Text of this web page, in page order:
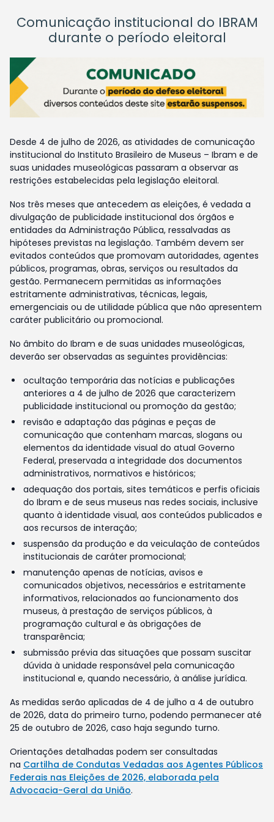
Comunicação institucional do IBRAM
durante o período eleitoral
Desde 4 de julho de 2026, as atividades de comunicação
institucional do Instituto Brasileiro de Museus – Ibram e de
suas unidades museológicas passaram a observar as
restrições estabelecidas pela legislação eleitoral.
Nos três meses que antecedem as eleições, é vedada a
divulgação de publicidade institucional dos órgãos e
entidades da Administração Pública, ressalvadas as
hipóteses previstas na legislação. Também devem ser
evitados conteúdos que promovam autoridades, agentes
públicos, programas, obras, serviços ou resultados da
gestão. Permanecem permitidas as informações
estritamente administrativas, técnicas, legais,
emergenciais ou de utilidade pública que não apresentem
caráter publicitário ou promocional.
No âmbito do Ibram e de suas unidades museológicas,
deverão ser observadas as seguintes providências:
ocultação temporária das notícias e publicações
anteriores a 4 de julho de 2026 que caracterizem
publicidade institucional ou promoção da gestão;
revisão e adaptação das páginas e peças de
comunicação que contenham marcas, slogans ou
elementos da identidade visual do atual Governo
Federal, preservada a integridade dos documentos
administrativos, normativos e históricos;
adequação dos portais, sites temáticos e perfis oficiais
do Ibram e de seus museus nas redes sociais, inclusive
quanto à identidade visual, aos conteúdos publicados e
aos recursos de interação;
suspensão da produção e da veiculação de conteúdos
institucionais de caráter promocional;
manutenção apenas de notícias, avisos e
comunicados objetivos, necessários e estritamente
informativos, relacionados ao funcionamento dos
museus, à prestação de serviços públicos, à
programação cultural e às obrigações de
transparência;
submissão prévia das situações que possam suscitar
dúvida à unidade responsável pela comunicação
institucional e, quando necessário, à análise jurídica.
As medidas serão aplicadas de 4 de julho a 4 de outubro
de 2026, data do primeiro turno, podendo permanecer até
25 de outubro de 2026, caso haja segundo turno.
Orientações detalhadas podem ser consultadas
na Cartilha de Condutas Vedadas aos Agentes Públicos
Federais nas Eleições de 2026, elaborada pela
Advocacia-Geral da União.